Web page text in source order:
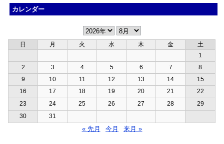
カレンダー
日 月 火 水 木 金
土
1
2
3 4 5 6 7
8
9
10 11 12 13 14
15
16
17 18 19 20 21
22
23
24 25 26 27 28
29
30
31
« 先月 今月 来月 »